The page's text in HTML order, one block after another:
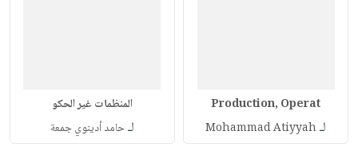
Production, Operat
لـMohammad Atiyyah
المنظمات غير الحكو
لـحامد أدينوي جمعة